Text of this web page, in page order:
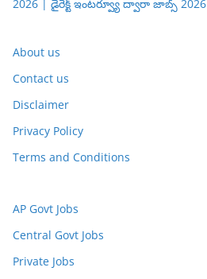
2026 | డైరెక్ట్ ఇంటర్వ్యూ ద్వారా జాబ్స్ 2026
About us
Contact us
Disclaimer
Privacy Policy
Terms and Conditions
AP Govt Jobs
Central Govt Jobs
Private Jobs